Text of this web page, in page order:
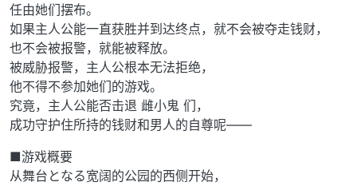
任由她们摆布。
如果主人公能一直获胜并到达终点，就不会被夺走钱财，
也不会被报警，就能被释放。
被威胁报警，主人公根本无法拒绝，
他不得不参加她们的游戏。
究竟，主人公能否击退 雌小鬼 们，
成功守护住所持的钱财和男人的自尊呢——
■游戏概要
从舞台となる宽阔的公园的西侧开始，